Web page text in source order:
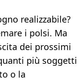
realizzabile?
i polsi. Ma
dei prossimi
più soggetti
o la